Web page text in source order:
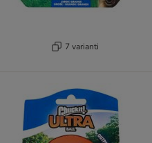
7 varianti